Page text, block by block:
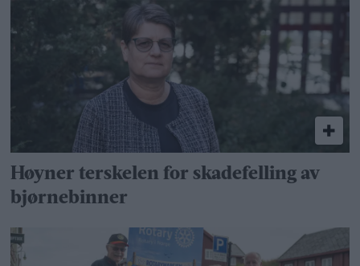
Høyner terskelen for skadefelling av
bjørnebinner